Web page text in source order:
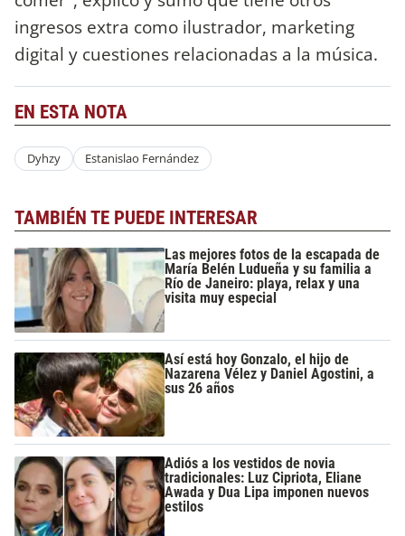
ingresos extra como ilustrador, marketing
digital y cuestiones relacionadas a la música.
EN ESTA NOTA
Dyhzy Estanislao Fernández
TAMBIÉN TE PUEDE INTERESAR
Las mejores fotos de la escapada de
María Belén Ludueña y su familia a
Río de Janeiro: playa, relax y una
visita muy especial
Así está hoy Gonzalo, el hijo de
Nazarena Vélez y Daniel Agostini, a
sus 26 años
Adiós a los vestidos de novia
tradicionales: Luz Cipriota, Eliane
Awada y Dua Lipa imponen nuevos
estilos